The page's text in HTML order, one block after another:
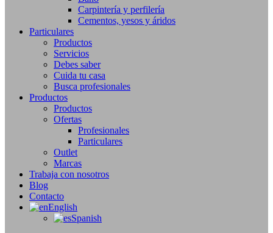
Carpintería y perfilería
Cementos, yesos y áridos
Particulares
Productos
Servicios
Debes saber
Cuida tu casa
Busca profesionales
Productos
Productos
Ofertas
Profesionales
Particulares
Outlet
Marcas
Trabaja con nosotros
Blog
Contacto
English
Spanish